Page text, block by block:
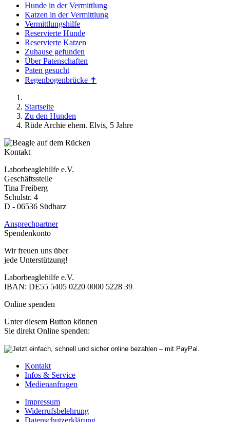
Hunde in der Vermittlung
Katzen in der Vermittlung
Vermittlungshilfe
Reservierte Hunde
Reservierte Katzen
Zuhause gefunden
Über Patenschaften
Paten gesucht
Regenbogenbrücke ✝
Startseite
Zu den Hunden
Rüde Archie ehem. Elvis, 5 Jahre
Kontakt
Laborbeaglehilfe e.V.
Geschäftsstelle
Tina Freiberg
Schulstr. 4
D - 06536 Südharz
Ansprechpartner
Spendenkonto
Wir freuen uns über
jede Unterstützung!
Laborbeaglehilfe e.V.
IBAN: DE55 5405 0220 0000 5228 39
Online spenden
Unter diesem Button können
Sie direkt Online spenden:
Kontakt
Infos & Service
Medienanfragen
Impressum
Widerrufsbelehrung
Datenschutzerklärung